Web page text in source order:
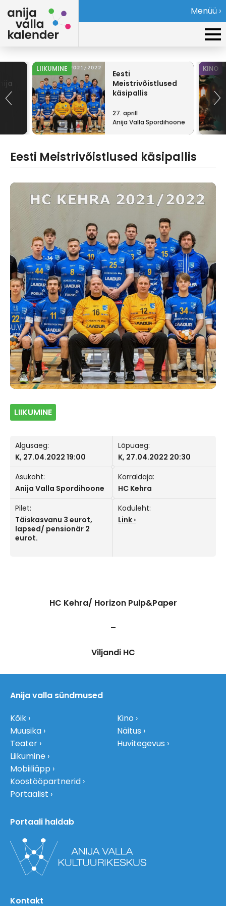
Menüü ›
LIIKUMINE
Eesti
Meistrivõistlused
käsipallis
27. aprill
Anija Valla Spordihoone
KINO
Eesti Meistrivõistlused käsipallis
LIIKUMINE
Algusaeg:
K, 27.04.2022 19:00
Lõpuaeg:
K, 27.04.2022 20:30
Asukoht:
Anija Valla Spordihoone
Korraldaja:
HC Kehra
Pilet:
Täiskasvanu 3 eurot,
lapsed/ pensionär 2
eurot.
Koduleht:
Link
HC Kehra/ Horizon Pulp&Paper
–
Viljandi HC
Anija valla sündmused
Kõik
Muusika
Teater
Liikumine
Kino
Näitus
Huvitegevus
Mobiiliäpp
Koostööpartnerid
Portaalist
Portaali haldab
Kontakt